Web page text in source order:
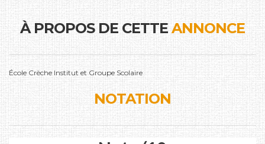
À PROPOS DE CETTEANNONCE
École Crèche Institut et Groupe Scolaire
NOTATION